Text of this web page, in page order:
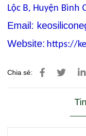
Lộc B, Huyện Bình
Email:
Website: https://
Chia sẻ: